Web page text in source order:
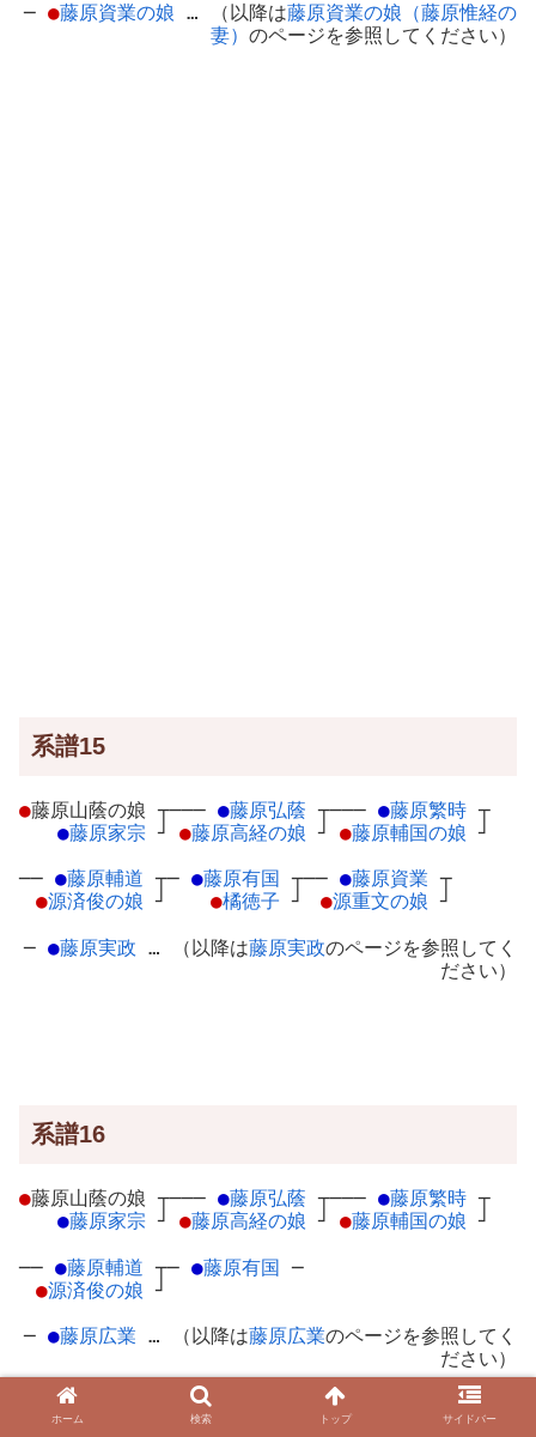
─ ●藤原資業の娘 … （以降は藤原資業の娘（藤原惟経の
妻） のページを参照してください）
系譜15
●藤原山蔭の娘 ┬
●藤原家宗 ┘
─── ●藤原弘蔭 ┬
●藤原高経の娘 ┘
─── ●藤原繁時 ┬
●藤原輔国の娘 ┘
── ●藤原輔道 ┬
●源済俊の娘 ┘
─ ●藤原有国
┬
●橘徳子 ┘
── ●藤原資業 ┬
●源重文の娘 ┘
─ ●藤原実政 … （以降は藤原実政のページを参照してく
ださい）
系譜16
●藤原山蔭の娘 ┬
●藤原家宗 ┘
─── ●藤原弘蔭 ┬
●藤原高経の娘 ┘
─── ●藤原繁時 ┬
●藤原輔国の娘 ┘
── ●藤原輔道 ┬
●源済俊の娘 ┘
─ ●藤原有国 ─
─ ●藤原広業 … （以降は藤原広業のページを参照してく
ださい）
ホーム 検索 トップ サイドバー